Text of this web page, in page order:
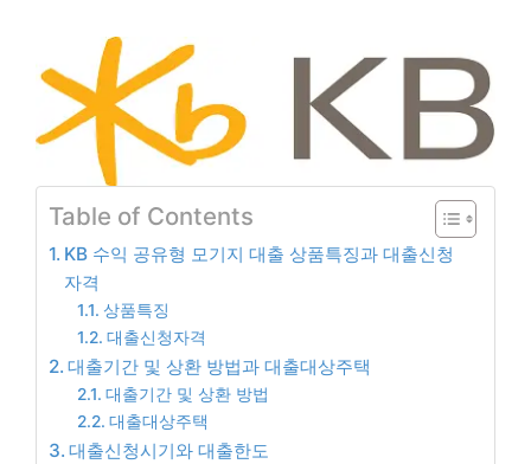
Table of Contents
KB 수익 공유형 모기지 대출 상품특징과 대출신청
자격
상품특징
대출신청자격
대출기간 및 상환 방법과 대출대상주택
대출기간 및 상환 방법
대출대상주택
대출신청시기와 대출한도